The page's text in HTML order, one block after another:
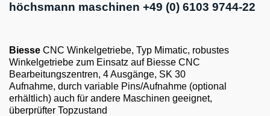
English
höchsmann maschinen +49 (0) 6103 9744-22
Biesse CNC Winkelgetriebe, Typ Mimatic, robustes
Winkelgetriebe zum Einsatz auf Biesse CNC
Bearbeitungszentren, 4 Ausgänge, SK 30
Aufnahme, durch variable Pins/Aufnahme (optional
erhältlich) auch für andere Maschinen geeignet,
überprüfter Topzustand